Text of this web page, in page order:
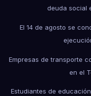
deuda social
El 14 de agosto se
Empresas de transporte
en el
Estudiantes de